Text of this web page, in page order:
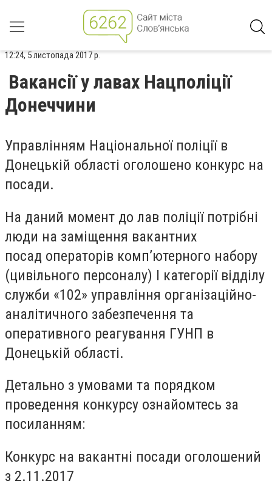
12:24, 5 листопада 2017 р.
Вакансії у лавах Нацполіції
Донеччини
Управлінням Національної поліції в
Донецькій області оголошено конкурс на
посади.
На даний момент до лав поліції потрібні
люди на заміщення вакантних
посад операторів комп’ютерного набору
(цивільного персоналу) I категорії відділу
служби «102» управління організаційно-
аналітичного забезпечення та
оперативного реагування ГУНП в
Донецькій області.
Детально з умовами та порядком
проведення конкурсу ознайомтесь за
посиланням:
Конкурс на вакантні посади оголошений
з 2.11.2017